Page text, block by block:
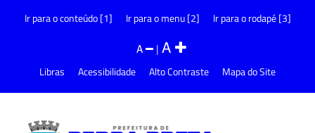
Ir para o conteúdo [1] Ir para o menu [2] Ir para o rodapé [3]
A |A
Libras Acessibilidade Alto Contraste Mapa do Site